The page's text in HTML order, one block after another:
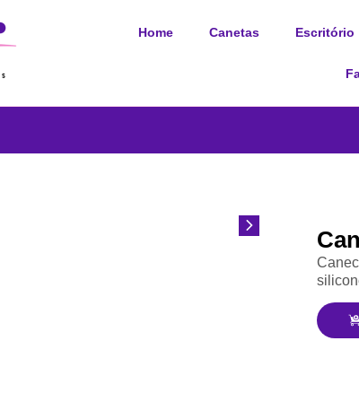
Home Canetas Escritório